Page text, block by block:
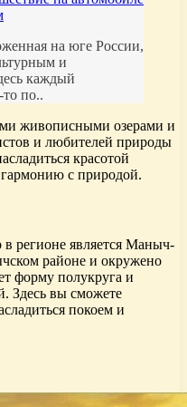
на юге России,
и
каждый
по..
живописными озерами и
и любителей природы
красотой
с природой.
регионе является Маныч-
районе и окружено
форму полукруга и
Здесь вы сможете
покоем и